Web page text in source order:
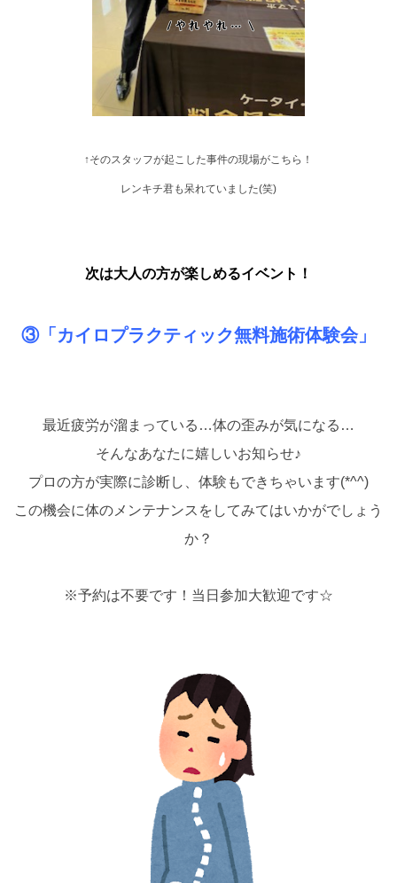
↑そのスタッフが起こした事件の現場がこちら！
レンキチ君も呆れていました(笑)
次は大人の方が楽しめるイベント！
③「カイロプラクティック無料施術体験会」
最近疲労が溜まっている…体の歪みが気になる…
そんなあなたに嬉しいお知らせ♪
プロの方が実際に診断し、体験もできちゃいます(*^^)
この機会に体のメンテナンスをしてみてはいかがでしょう
か？
※予約は不要です！当日参加大歓迎です☆